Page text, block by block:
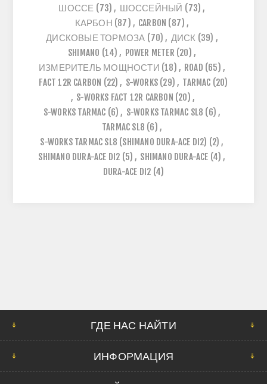
ШОССЕ (73) , ШОССЕЙНЫЙ (73) ,
КАРБОН (87) , CARBON (87) ,
ДИСКОВЫЕ ТОРМОЗА (70) , ДИСК (39) ,
SHIMANO (14) , POWER METER (20) ,
ИЗМЕРИТЕЛЬ МОЩНОСТИ (18) , ROAD (65) ,
FACT 12R CARBON (22) , S-WORKS (29) , TARMAC (20)
, S-WORKS FACT 12R CARBON (20) ,
S-WORKS TARMAC (6) , S-WORKS TARMAC SL8 (6) ,
TARMAC SL8 (6) ,
S-WORKS TARMAC SL8 (SHIMANO DURA-ACE DI2) (2) ,
SHIMANO DURA-ACE DI2 (5) , SHIMANO DURA-ACE (4) ,
DURA-ACE DI2 (4)
ГДЕ НАС НАЙТИ
ИНФОРМАЦИЯ